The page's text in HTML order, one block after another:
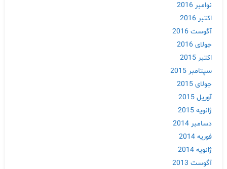
نوامبر 2016
اکتبر 2016
آگوست 2016
جولای 2016
اکتبر 2015
سپتامبر 2015
جولای 2015
آوریل 2015
ژانویه 2015
دسامبر 2014
فوریه 2014
ژانویه 2014
آگوست 2013